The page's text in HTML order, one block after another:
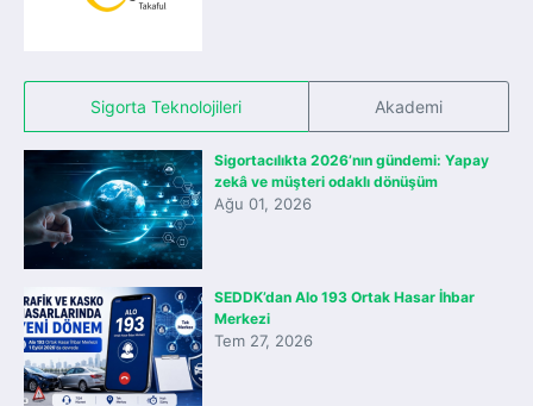
Sigorta Teknolojileri Akademi
Sigortacılıkta 2026’nın gündemi: Yapay
zekâ ve müşteri odaklı dönüşüm
Ağu 01, 2026
SEDDK’dan Alo 193 Ortak Hasar İhbar
Merkezi
Tem 27, 2026